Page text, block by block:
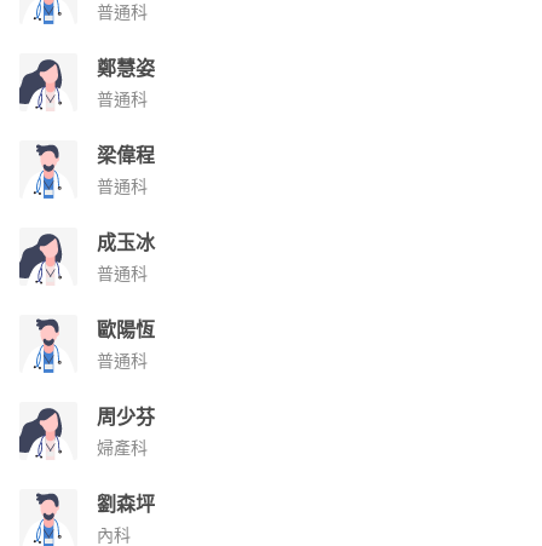
普通科
鄭慧姿
普通科
梁偉程
普通科
成玉冰
普通科
歐陽恆
普通科
周少芬
婦產科
劉森坪
內科